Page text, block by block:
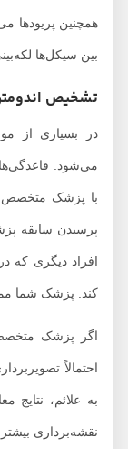
همچنین پریودها
بین سیکل‌ها لکه‌بینی
تشخیص اندومتریوز
در بسیاری از
می‌شود. قاعدگی‌های
با پزشک متخصص
پرسیدن سابقه
افراد دیگری که در
کند. پزشک شما
اگر پزشک متخصص
احتمالاً تصویربرداری
به علائم، نتایج
نقشه‌برداری بیشتر